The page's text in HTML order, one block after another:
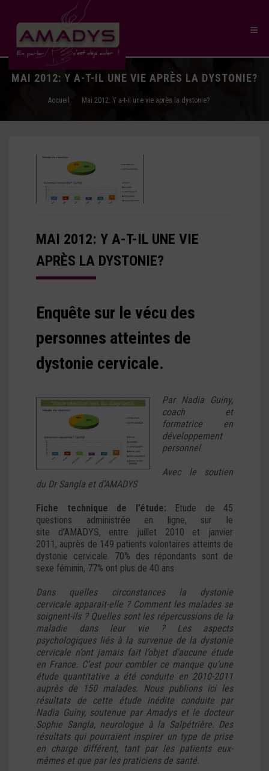
MAI 2012: Y A-T-IL UNE VIE APRÈS LA DYSTONIE?
Accueil Mai 2012: Y a-t-il une vie après la dystonie?
MAI 2012: Y A-T-IL UNE VIE
APRÈS LA DYSTONIE?
Enquête sur le vécu des
personnes atteintes de
dystonie cervicale.
Par Nadia Guiny,
coach et
formatrice en
développement
personnel
Avec le soutien
du Dr Sangla et d’AMADYS
Fiche technique de l’étude:
Etude de 45
questions administrée en ligne, sur le
site d’AMADYS, entre juillet 2010 et janvier
2011, auprès de 149 patients volontaires atteints de
dystonie cervicale. 70% des répondants sont de
sexe féminin, 77% ont plus de 40 ans
Dans quelles circonstances la dystonie
cervicale apparait-elle ? Comment les malades se
soignent-ils ? Quelles sont les répercussions de la
maladie dans leur vie ? Les aspects
psychologiques liés à la survenue de la dystonie
cervicale n’ont jamais fait l’objet d’aucune étude
en France. C’est pour combler ce manque qu’une
étude quantitative a été conduite en 2010-2011
auprès de 150 malades. Nous publions ici les
résultats de cette étude inédite conduite par
Nadia Guiny, soutenue par Amadys et le docteur
Sophie Sangla, neurologue à la Salpétrière. Des
résultats qui pourraient inspirer un type de prise
en charge différent, tant par les patients eux-
mêmes et que par les praticiens de santé.